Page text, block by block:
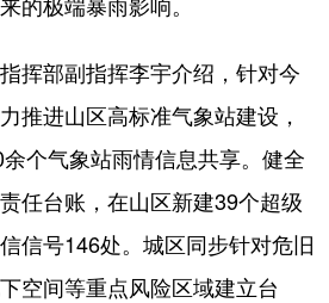
云南
青海 宁夏
古 黑龙江
部副指挥李宇介绍，针对今
推进山区高标准气象站建设，
个气象站雨情信息共享。健全
任台账，在山区新建39个超级
信号146处。城区同步针对危旧
空间等重点风险区域建立台